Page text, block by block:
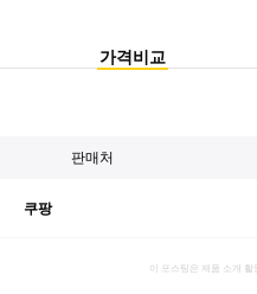
가격비교
판매처
쿠팡
이 포스팅은 제품 소개